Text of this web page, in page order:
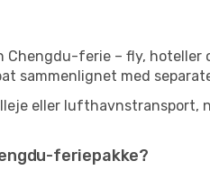
ferie – fly,
sammenlignet med
eller
feriepakke?